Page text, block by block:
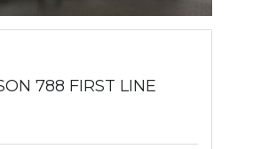
788 FIRST LINE